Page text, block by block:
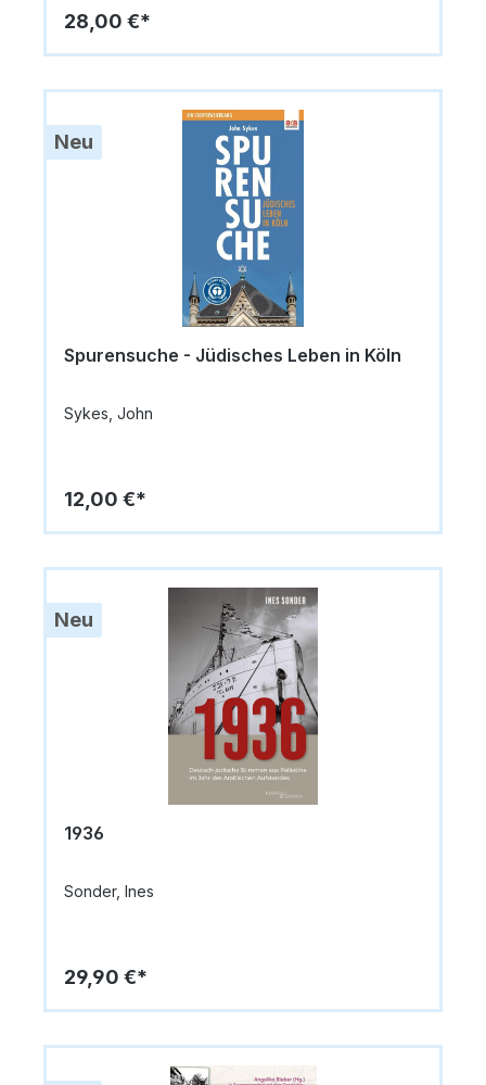
28,00 €*
Neu
Spurensuche - Jüdisches Leben in Köln
Sykes, John
12,00 €*
Neu
1936
Sonder, Ines
29,90 €*